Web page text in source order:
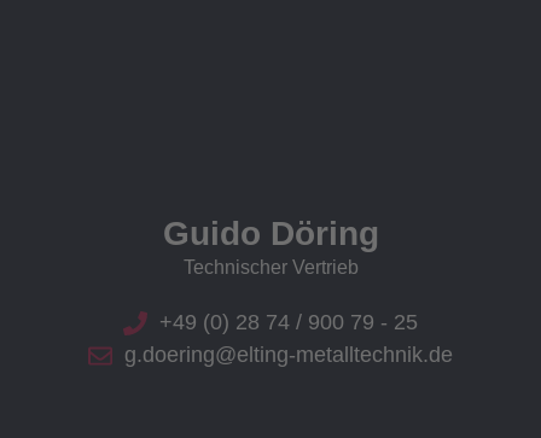
Guido Döring
Technischer Vertrieb
+49 (0) 28 74 / 900 79 - 25
g.doering@elting-metalltechnik.de